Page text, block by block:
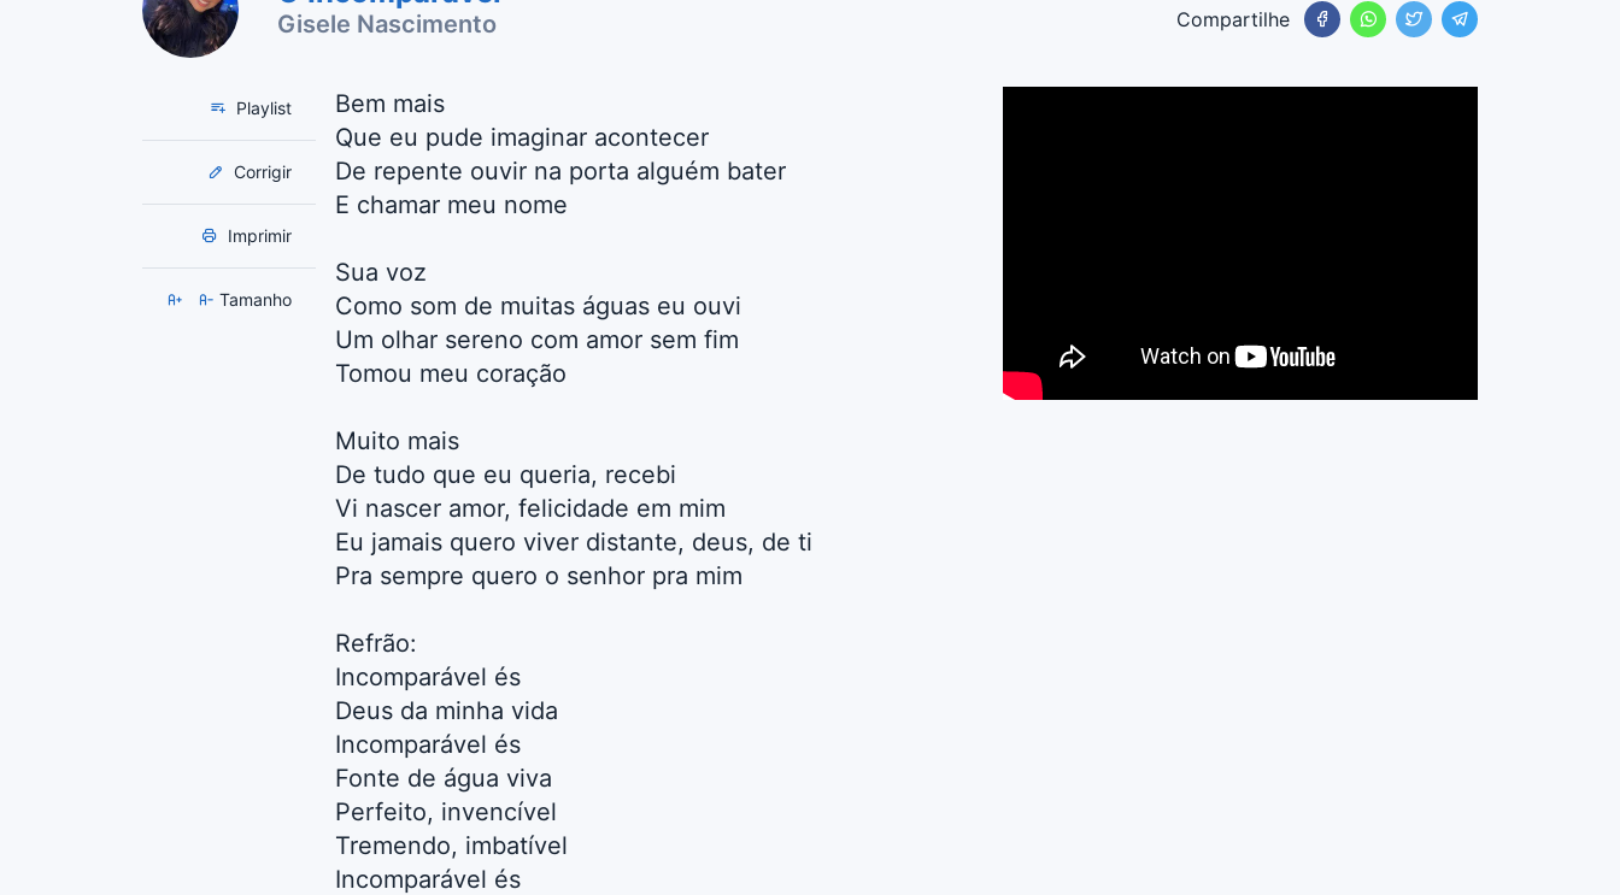
Gisele Nascimento Compartilhe
Playlist
Corrigir
Imprimir
Tamanho
Bem mais
Que eu pude imaginar acontecer
De repente ouvir na porta alguém bater
E chamar meu nome
Sua voz
Como som de muitas águas eu ouvi
Um olhar sereno com amor sem fim
Tomou meu coração
Muito mais
De tudo que eu queria, recebi
Vi nascer amor, felicidade em mim
Eu jamais quero viver distante, deus, de ti
Pra sempre quero o senhor pra mim
Refrão:
Incomparável és
Deus da minha vida
Incomparável és
Fonte de água viva
Perfeito, invencível
Tremendo, imbatível
Incomparável és